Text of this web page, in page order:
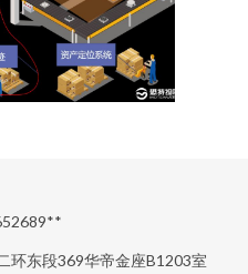
环东段369华帝金座B1203室